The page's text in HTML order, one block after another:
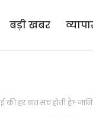
बड़ी खबर
की हर बात सच होती है?